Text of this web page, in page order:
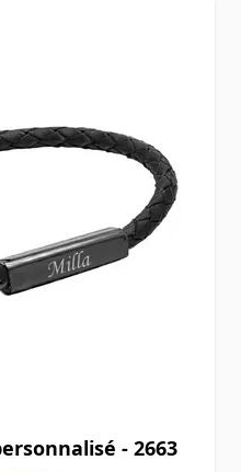
- 2663